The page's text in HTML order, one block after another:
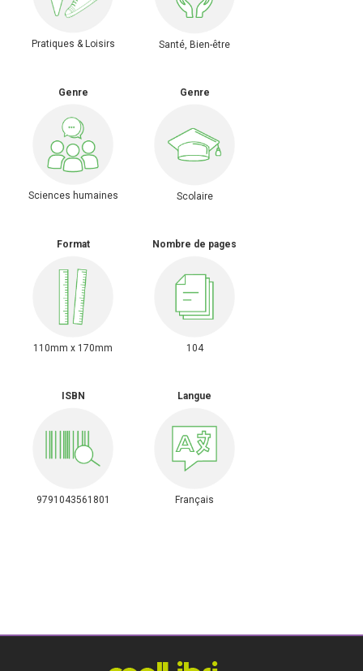
Pratiques & Loisirs Santé, Bien-être
Genre
Sciences humaines
Genre
Scolaire
Format
110mm x 170mm
Nombre de pages
104
ISBN
9791043561801
Langue
Français